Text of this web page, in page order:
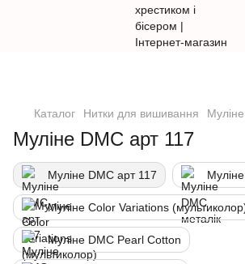
Каталог Нитки для вишивання
Муліне DMC арт 117
Муліне DMC арт 117
Муліне Color Variations
Муліне DMC Pearl Cotton